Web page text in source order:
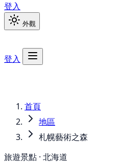
登入
外觀
登入
首頁
地區
札幌藝術之森
旅遊景點 · 北海道